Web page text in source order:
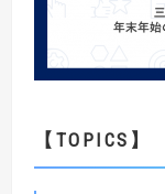
【TOPICS 】